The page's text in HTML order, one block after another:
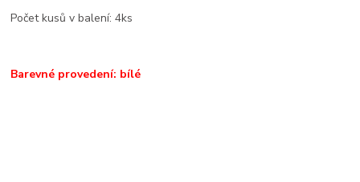
Počet kusů v balení: 4ks
Barevné provedení: bílé